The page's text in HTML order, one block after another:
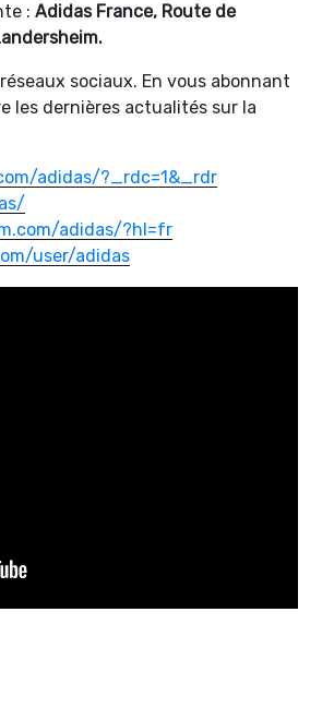
: Adidas France, Route de
sociaux. En vous abonnant
les dernières actualités sur la
adidas/?_rdc=1&_rdr
adidas/?hl=fr
user/adidas